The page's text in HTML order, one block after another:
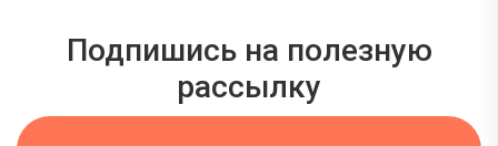
Подпишись на полезную
рассылку